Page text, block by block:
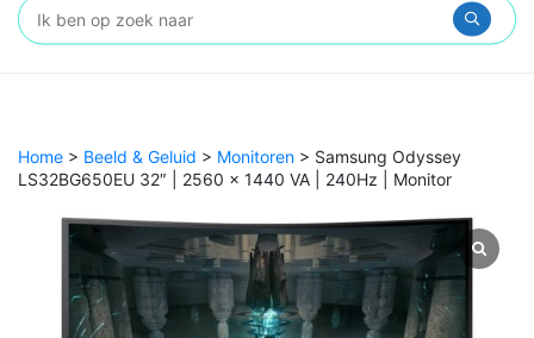
Zoeken:
Home > Beeld & Geluid > Monitoren > Samsung Odyssey
LS32BG650EU 32″ | 2560 x 1440 VA | 240Hz | Monitor